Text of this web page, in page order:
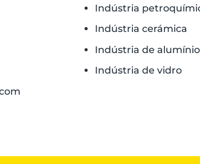
Indústria
Indústria cerámica
Indústria de alumínio
Indústria de vidro